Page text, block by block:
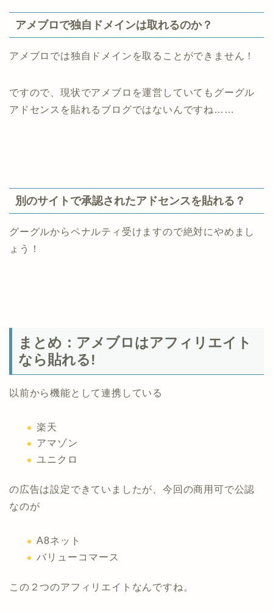
アメブロで独自ドメインは取れるのか？
アメブロでは独自ドメインを取ることができません！
ですので、現状でアメブロを運営していてもグーグル
アドセンスを貼れるブログではないんですね……
別のサイトで承認されたアドセンスを貼れる？
グーグルからペナルティ受けますので絶対にやめまし
ょう！
まとめ：アメブロはアフィリエイト
なら貼れる!
以前から機能として連携している
楽天
アマゾン
ユニクロ
の広告は設定できていましたが、今回の商用可で公認
なのが
A8ネット
バリューコマース
この２つのアフィリエイトなんですね。